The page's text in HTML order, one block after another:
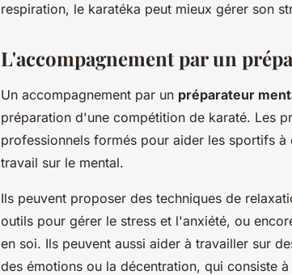
respiration, le karatéka peut mieux gérer son
L'accompagnement par un
Un accompagnement par un préparateur
préparation d'une compétition de karaté. Les
professionnels formés pour aider les sportifs
travail sur le mental.
Ils peuvent proposer des techniques de
outils pour gérer le stress et l'anxiété, ou
en soi. Ils peuvent aussi aider à travailler sur
des émotions ou la décentration, qui consiste